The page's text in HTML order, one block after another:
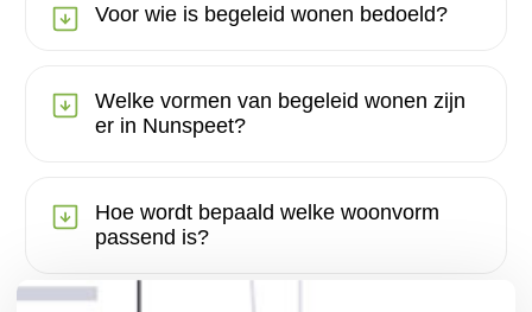
Voor wie is begeleid wonen bedoeld?
Welke vormen van begeleid wonen zijn
er in Nunspeet?
Hoe wordt bepaald welke woonvorm
passend is?